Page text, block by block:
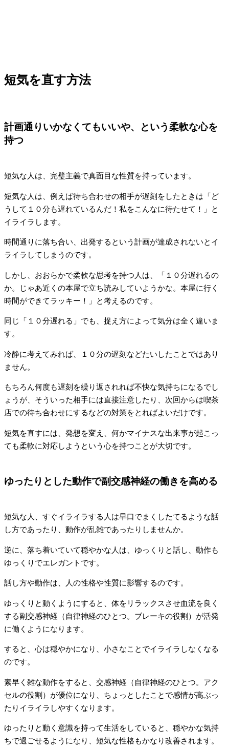
短気を直す方法
計画通りいかなくてもいいや、という柔軟な心を
持つ
短気な人は、完璧主義で真面目な性質を持っています。
短気な人は、例えば待ち合わせの相手が遅刻をしたときは「ど
うして１０分も遅れているんだ！私をこんなに待たせて！」と
イライラします。
時間通りに落ち合い、出発するという計画が達成されないとイ
ライラしてしまうのです。
しかし、おおらかで柔軟な思考を持つ人は、「１０分遅れるの
か。じゃあ近くの本屋で立ち読みしていようかな。本屋に行く
時間ができてラッキー！」と考えるのです。
同じ「１０分遅れる」でも、捉え方によって気分は全く違いま
す。
冷静に考えてみれば、１０分の遅刻などたいしたことではあり
ません。
もちろん何度も遅刻を繰り返されれば不快な気持ちになるでし
ょうが、そういった相手には直接注意したり、次回からは喫茶
店での待ち合わせにするなどの対策をとればよいだけです。
短気を直すには、発想を変え、何かマイナスな出来事が起こっ
ても柔軟に対応しようという心を持つことが大切です。
ゆったりとした動作で副交感神経の働きを高める
短気な人、すぐイライラする人は早口でまくしたてるような話
し方であったり、動作が乱雑であったりしませんか。
逆に、落ち着いていて穏やかな人は、ゆっくりと話し、動作も
ゆっくりでエレガントです。
話し方や動作は、人の性格や性質に影響するのです。
ゆっくりと動くようにすると、体をリラックスさせ血流を良く
する副交感神経（自律神経のひとつ。ブレーキの役割）が活発
に働くようになります。
すると、心は穏やかになり、小さなことでイライラしなくなる
のです。
素早く雑な動作をすると、交感神経（自律神経のひとつ。アク
セルの役割）が優位になり、ちょっとしたことで感情が高ぶっ
たりイライラしやすくなります。
ゆったりと動く意識を持って生活をしていると、穏やかな気持
ちで過ごせるようになり、短気な性格もかなり改善されます。